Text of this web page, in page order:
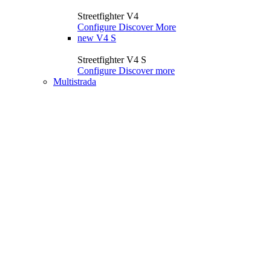
Streetfighter V4
Configure Discover More
new V4 S
Streetfighter V4 S
Configure Discover more
Multistrada